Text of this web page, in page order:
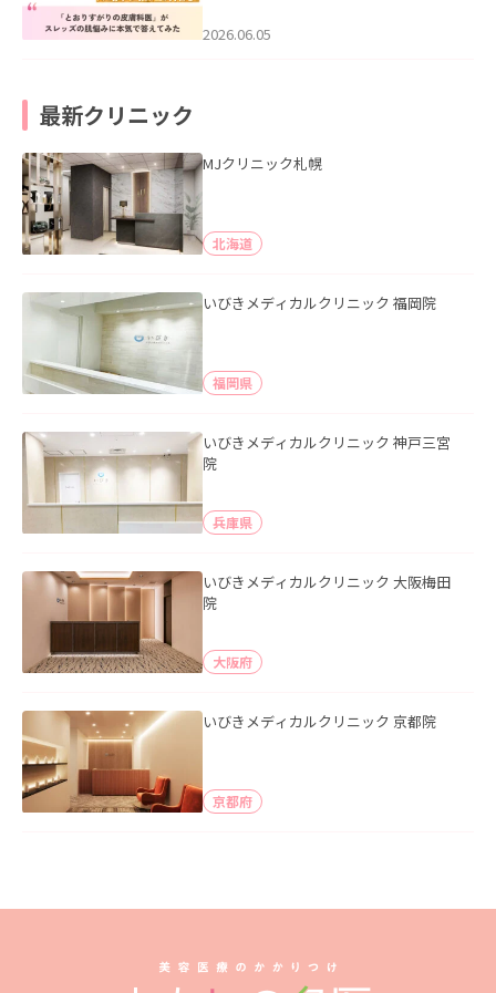
2026.06.05
最新クリニック
MJクリニック札幌
北海道
いびきメディカルクリニック 福岡院
福岡県
いびきメディカルクリニック 神戸三宮
院
兵庫県
いびきメディカルクリニック 大阪梅田
院
大阪府
いびきメディカルクリニック 京都院
京都府